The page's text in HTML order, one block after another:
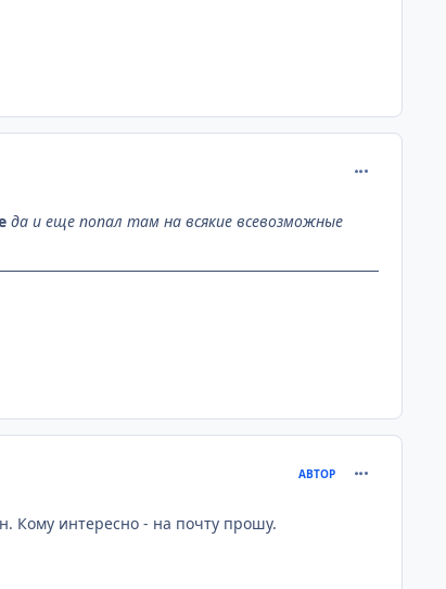
да и еще попал там на всякие всевозможные
АВТОР
Кому интересно - на почту прошу.